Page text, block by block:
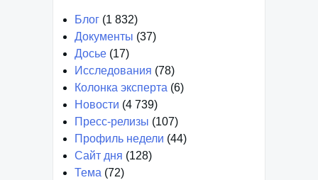
Блог (1 832)
Документы (37)
Досье (17)
Исследования (78)
Колонка эксперта (6)
Новости (4 739)
Пресс-релизы (107)
Профиль недели (44)
Сайт дня (128)
Тема (72)